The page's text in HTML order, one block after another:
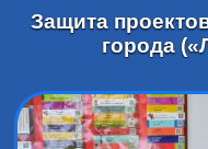
Защита
города